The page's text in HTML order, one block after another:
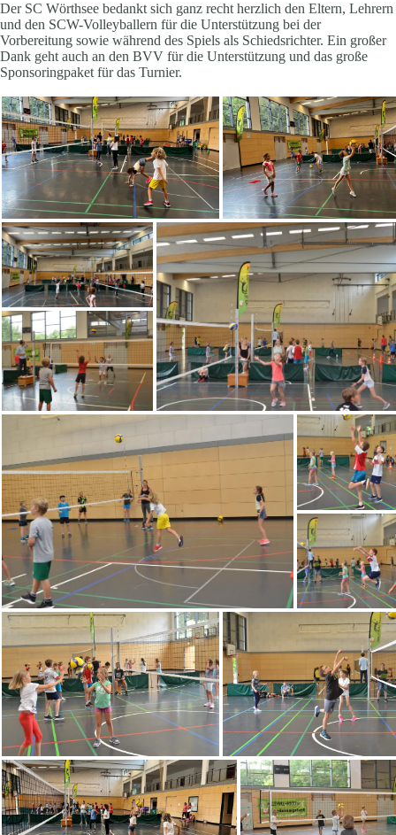
Der SC Wörthsee bedankt sich ganz recht herzlich den Eltern, Lehrern
und den SCW-Volleyballern für die Unterstützung bei der
Vorbereitung sowie während des Spiels als Schiedsrichter. Ein großer
Dank geht auch an den BVV für die Unterstützung und das große
Sponsoringpaket für das Turnier.